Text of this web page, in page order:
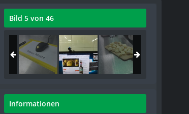
Bild 5 von 46
Informationen